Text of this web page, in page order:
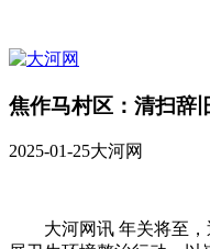
焦作马村区：清扫辞
2025-01-25大河网
大河网讯 年关将至